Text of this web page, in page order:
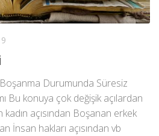
Durumunda Süresiz
Bu konuya çok değişik açılardan
açısından Boşanan erkek
İnsan hakları açısından vb